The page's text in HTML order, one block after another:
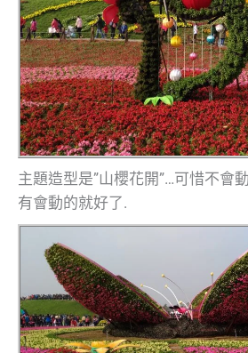
主題造型是”山櫻花開”…可惜不會
有會動的就好了.